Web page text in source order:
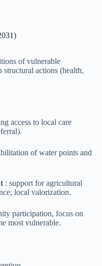
of vulnerable
actions (health,
access to local care
of water points and
: support for agricultural
local valorization.
participation, focus on
most vulnerable.